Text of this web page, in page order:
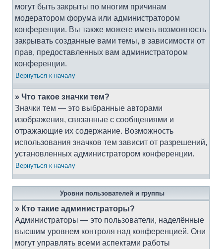
могут быть закрыты по многим причинам
модератором форума или администратором
конференции. Вы также можете иметь возможность
закрывать созданные вами темы, в зависимости от
прав, предоставленных вам администратором
конференции.
Вернуться к началу
» Что такое значки тем?
Значки тем — это выбранные авторами
изображения, связанные с сообщениями и
отражающие их содержание. Возможность
использования значков тем зависит от разрешений,
установленных администратором конференции.
Вернуться к началу
Уровни пользователей и группы
» Кто такие администраторы?
Администраторы — это пользователи, наделённые
высшим уровнем контроля над конференцией. Они
могут управлять всеми аспектами работы